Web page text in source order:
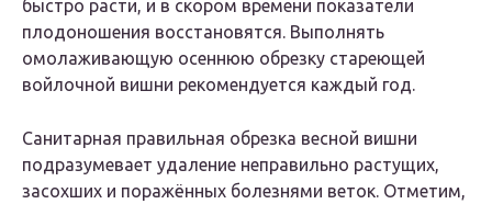
быстро расти, и в скором времени показатели
плодоношения восстановятся. Выполнять
омолаживающую осеннюю обрезку стареющей
войлочной вишни рекомендуется каждый год.
Санитарная правильная обрезка весной вишни
подразумевает удаление неправильно растущих,
засохших и поражённых болезнями веток. Отметим,